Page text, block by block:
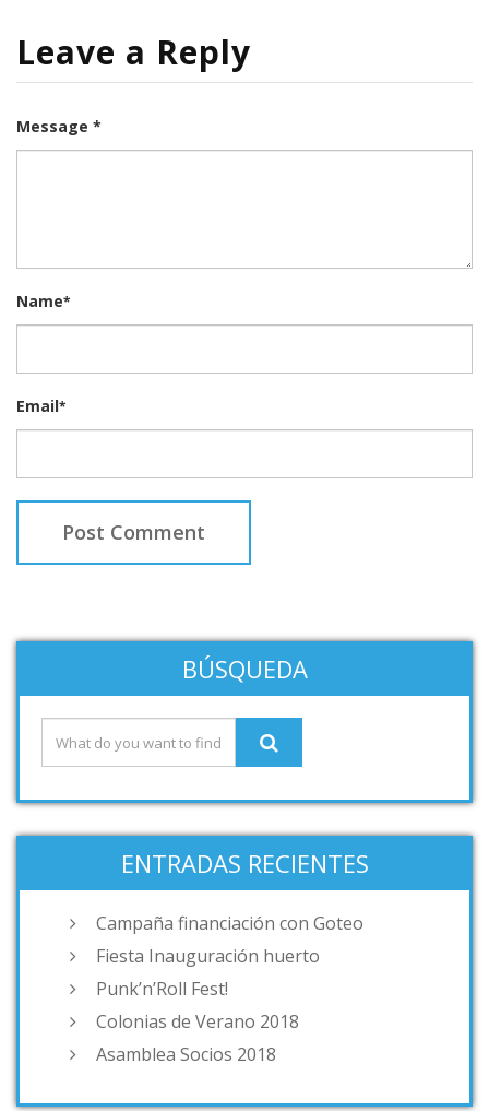
Leave a Reply
Message *
Name*
Email*
BÚSQUEDA
ENTRADAS RECIENTES
Campaña financiación con Goteo
Fiesta Inauguración huerto
Punk’n’Roll Fest!
Colonias de Verano 2018
Asamblea Socios 2018